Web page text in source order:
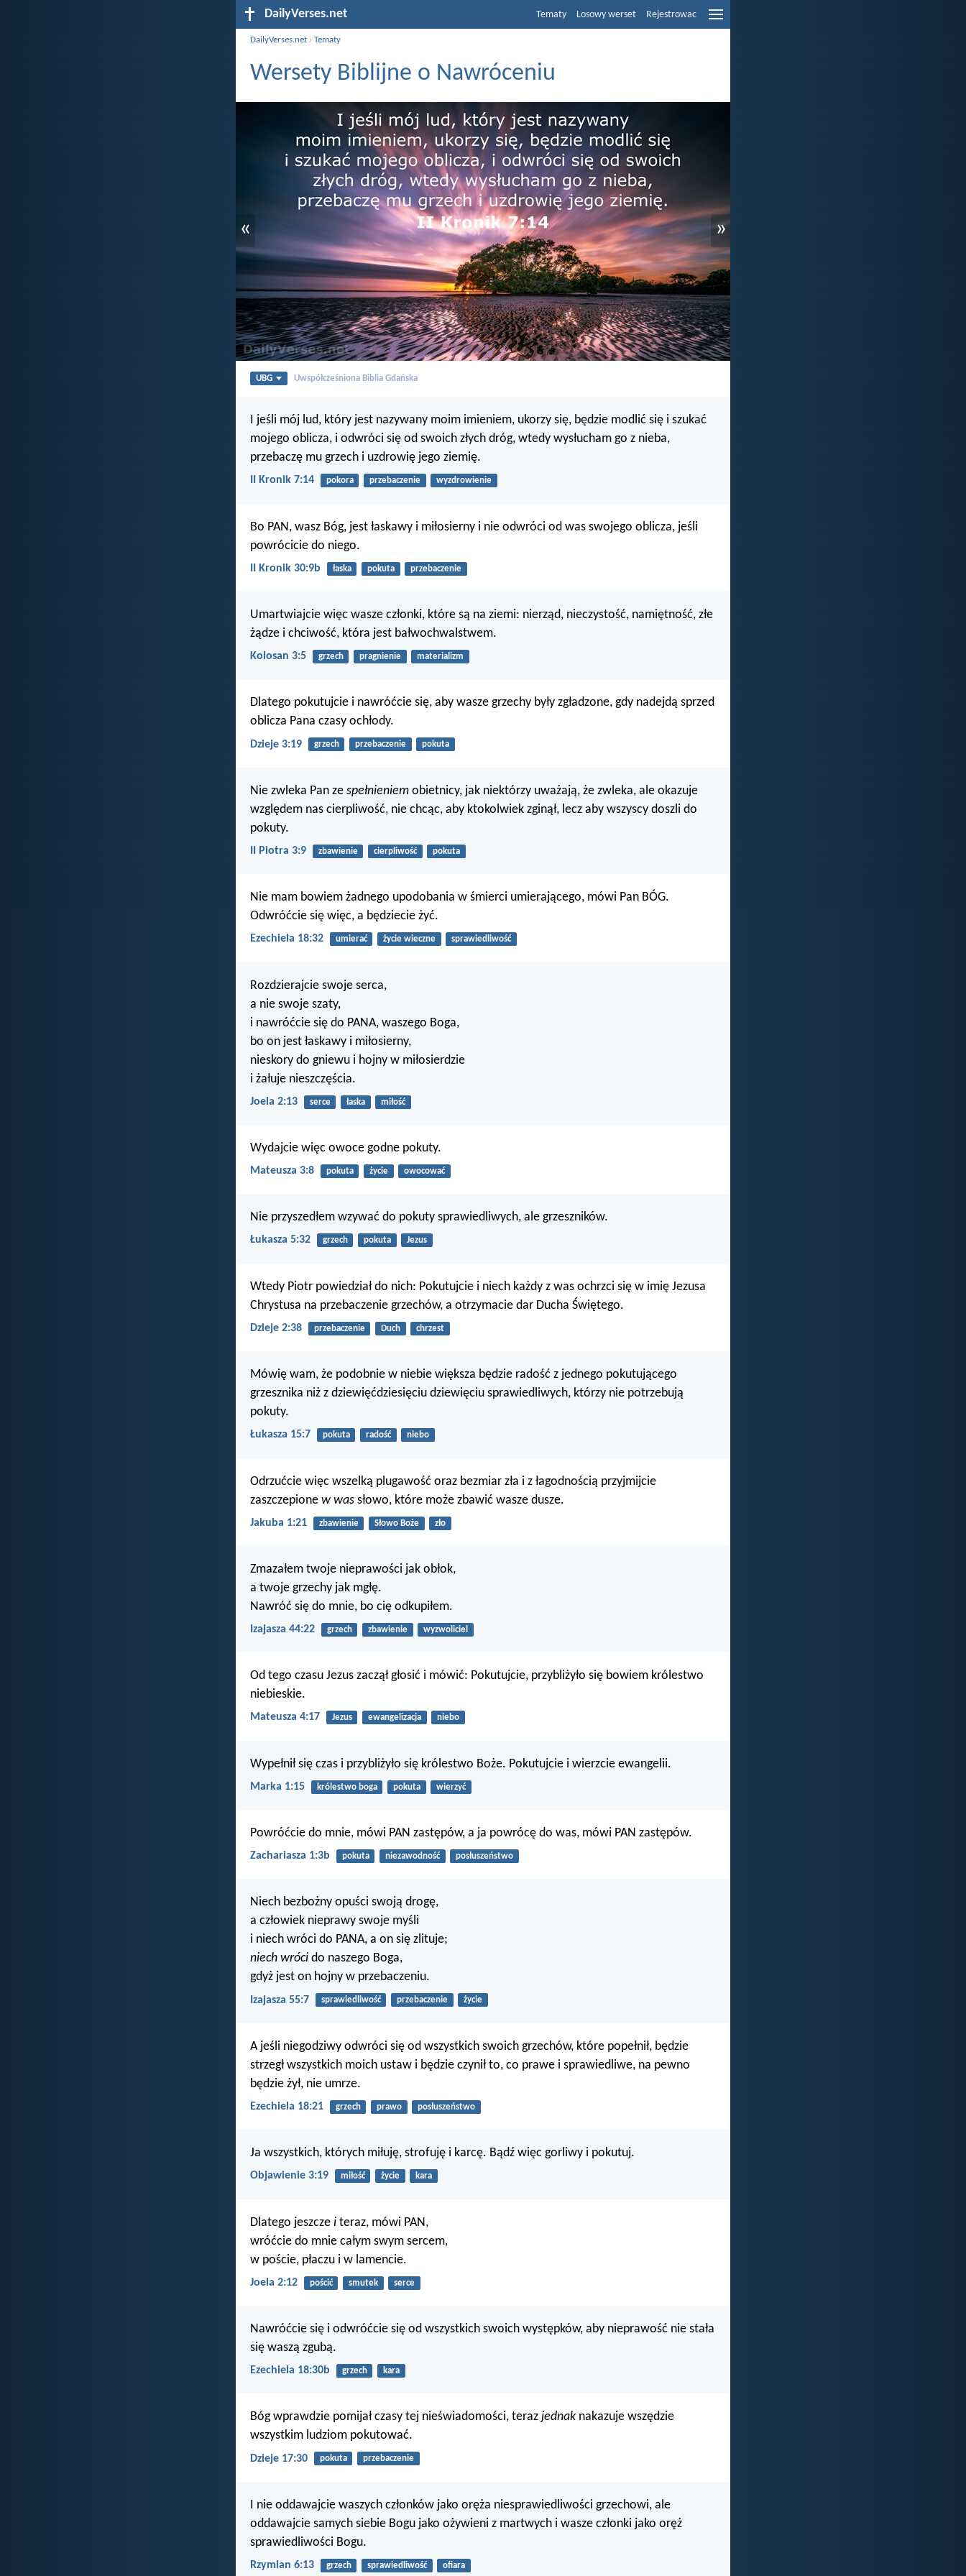
DailyVerses.net Tematy Losowy werset Rejestrowac
DailyVerses.net ›Tematy
Wersety Biblijne o Nawróceniu
« »
UBG Uwspółcześniona Biblia Gdańska
I jeśli mój lud, który jest nazywany moim imieniem, ukorzy się, będzie modlić się i szukać
mojego oblicza, i odwróci się od swoich złych dróg, wtedy wysłucham go z nieba,
przebaczę mu grzech i uzdrowię jego ziemię.
II Kronik 7:14 pokora przebaczenie wyzdrowienie
Bo PAN, wasz Bóg, jest łaskawy i miłosierny i nie odwróci od was swojego oblicza, jeśli
powrócicie do niego.
II Kronik 30:9b łaska pokuta przebaczenie
Umartwiajcie więc wasze członki, które są na ziemi: nierząd, nieczystość, namiętność, złe
żądze i chciwość, która jest bałwochwalstwem.
Kolosan 3:5 grzech pragnienie materializm
Dlatego pokutujcie i nawróćcie się, aby wasze grzechy były zgładzone, gdy nadejdą sprzed
oblicza Pana czasy ochłody.
Dzieje 3:19 grzech przebaczenie pokuta
Nie zwleka Pan ze spełnieniem obietnicy, jak niektórzy uważają, że zwleka, ale okazuje
względem nas cierpliwość, nie chcąc, aby ktokolwiek zginął, lecz aby wszyscy doszli do
pokuty.
II Piotra 3:9 zbawienie cierpliwość pokuta
Nie mam bowiem żadnego upodobania w śmierci umierającego, mówi Pan BÓG.
Odwróćcie się więc, a będziecie żyć.
Ezechiela 18:32 umierać życie wieczne sprawiedliwość
Rozdzierajcie swoje serca,
a nie swoje szaty,
i nawróćcie się do PANA, waszego Boga,
bo on jest łaskawy i miłosierny,
nieskory do gniewu i hojny w miłosierdzie
i żałuje nieszczęścia.
Joela 2:13 serce łaska miłość
Wydajcie więc owoce godne pokuty.
Mateusza 3:8 pokuta życie owocować
Nie przyszedłem wzywać do pokuty sprawiedliwych, ale grzeszników.
Łukasza 5:32 grzech pokuta Jezus
Wtedy Piotr powiedział do nich: Pokutujcie i niech każdy z was ochrzci się w imię Jezusa
Chrystusa na przebaczenie grzechów, a otrzymacie dar Ducha Świętego.
Dzieje 2:38 przebaczenie Duch chrzest
Mówię wam, że podobnie w niebie większa będzie radość z jednego pokutującego
grzesznika niż z dziewięćdziesięciu dziewięciu sprawiedliwych, którzy nie potrzebują
pokuty.
Łukasza 15:7 pokuta radość niebo
Odrzućcie więc wszelką plugawość oraz bezmiar zła i z łagodnością przyjmijcie
zaszczepione w was słowo, które może zbawić wasze dusze.
Jakuba 1:21 zbawienie Słowo Boże zło
Zmazałem twoje nieprawości jak obłok,
a twoje grzechy jak mgłę.
Nawróć się do mnie, bo cię odkupiłem.
Izajasza 44:22 grzech zbawienie wyzwoliciel
Od tego czasu Jezus zaczął głosić i mówić: Pokutujcie, przybliżyło się bowiem królestwo
niebieskie.
Mateusza 4:17 Jezus ewangelizacja niebo
Wypełnił się czas i przybliżyło się królestwo Boże. Pokutujcie i wierzcie ewangelii.
Marka 1:15 królestwo boga pokuta wierzyć
Powróćcie do mnie, mówi PAN zastępów, a ja powrócę do was, mówi PAN zastępów.
Zachariasza 1:3b pokuta niezawodność posłuszeństwo
Niech bezbożny opuści swoją drogę,
a człowiek nieprawy swoje myśli
i niech wróci do PANA, a on się zlituje;
niech wróci do naszego Boga,
gdyż jest on hojny w przebaczeniu.
Izajasza 55:7 sprawiedliwość przebaczenie życie
A jeśli niegodziwy odwróci się od wszystkich swoich grzechów, które popełnił, będzie
strzegł wszystkich moich ustaw i będzie czynił to, co prawe i sprawiedliwe, na pewno
będzie żył, nie umrze.
Ezechiela 18:21 grzech prawo posłuszeństwo
Ja wszystkich, których miłuję, strofuję i karcę. Bądź więc gorliwy i pokutuj.
Objawienie 3:19 miłość życie kara
Dlatego jeszcze i teraz, mówi PAN,
wróćcie do mnie całym swym sercem,
w poście, płaczu i w lamencie.
Joela 2:12 pościć smutek serce
Nawróćcie się i odwróćcie się od wszystkich swoich występków, aby nieprawość nie stała
się waszą zgubą.
Ezechiela 18:30b grzech kara
Bóg wprawdzie pomijał czasy tej nieświadomości, teraz jednak nakazuje wszędzie
wszystkim ludziom pokutować.
Dzieje 17:30 pokuta przebaczenie
I nie oddawajcie waszych członków jako oręża niesprawiedliwości grzechowi, ale
oddawajcie samych siebie Bogu jako ożywieni z martwych i wasze członki jako oręż
sprawiedliwości Bogu.
Rzymian 6:13 grzech sprawiedliwość ofiara